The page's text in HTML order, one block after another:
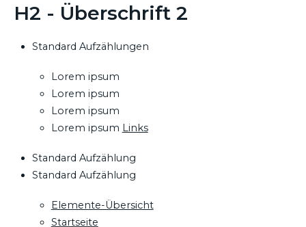
H2 - Überschrift 2
Standard Aufzählungen
Lorem ipsum
Lorem ipsum
Lorem ipsum
Lorem ipsum Links
Standard Aufzählung
Standard Aufzählung
Elemente-Übersicht
Startseite